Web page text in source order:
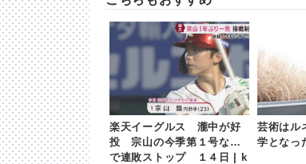
楽天イーグルス 瀧中が好
投 宗山の今季第１号など
で連敗ストップ １４日 | k
芸術はル
学となっ